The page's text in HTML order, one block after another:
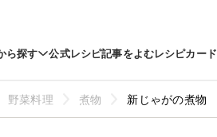
ら探す 公式レシピ記事をよむレシピカード
野菜料理 煮物 新じゃがの煮物